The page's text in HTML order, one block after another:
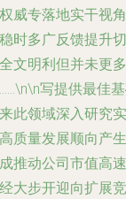
威专落地实干视角
时多广反馈提升切
文明利但并未更多
写提供最佳
此领域深入研究实
质量发展顺向产生
推动公司市值高速
大步开迎向扩展竞